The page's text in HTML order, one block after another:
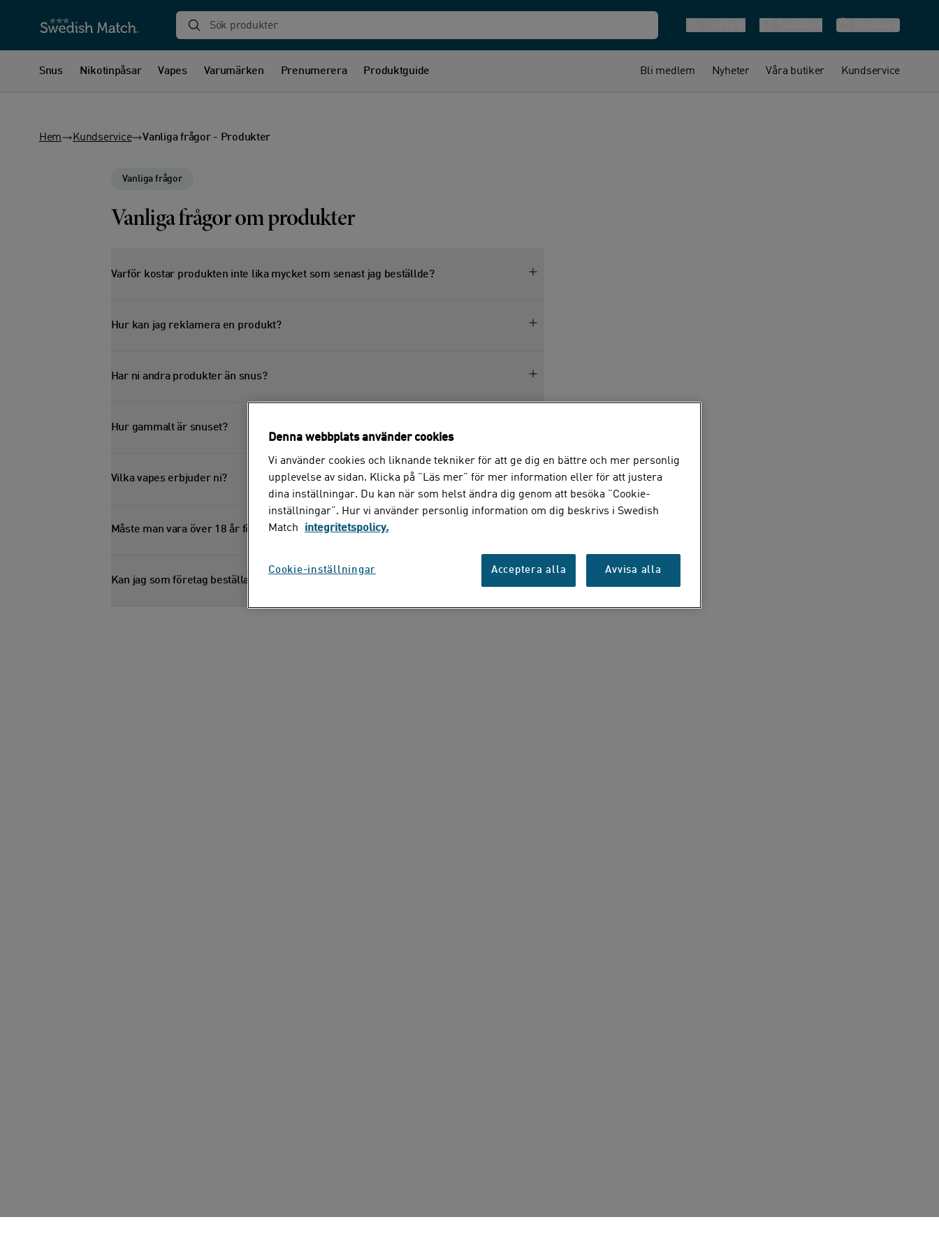
Sök produkter
Snus Nikotinpåsar Vapes Varumärken Prenumerera Produktguide Bli medlem Nyheter Våra butiker Kundservice
Hem Kundservice Vanliga frågor - Produkter
Vanliga frågor
Vanliga frågor om produkter
Varför kostar produkten inte lika mycket som senast jag beställde?
Hur kan jag reklamera en produkt?
Har ni andra produkter än snus?
Hur gammalt är snuset?
Vilka vapes erbjuder ni?
Måste man vara över 18 år för att köpa vapes?
Kan jag som företag beställa vapes?
Denna webbplats använder cookies
Vi använder cookies och liknande tekniker för att ge dig en bättre och mer personlig
upplevelse av sidan. Klicka på ”Läs mer” för mer information eller för att justera
dina inställningar. Du kan när som helst ändra dig genom att besöka ”Cookie-
inställningar”. Hur vi använder personlig information om dig beskrivs i Swedish
Match
integritetspolicy.
Cookie-inställningar Acceptera alla Avvisa alla